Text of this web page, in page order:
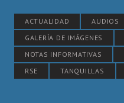
ACTUALIDAD AUDIOS
GALERÍA DE IMÁGENES
NOTAS INFORMATIVAS
RSE
TANQUILLAS